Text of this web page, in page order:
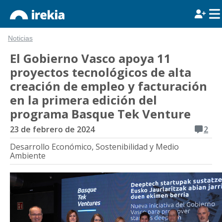
Noticias
El Gobierno Vasco apoya 11
proyectos tecnológicos de alta
creación de empleo y facturación
en la primera edición del
programa Basque Tek Venture
23 de febrero de 2024
2
Desarrollo Económico, Sostenibilidad y Medio
Ambiente